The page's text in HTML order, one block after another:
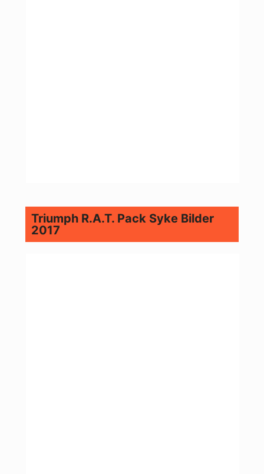
Triumph R.A.T. Pack Syke Bilder
2017